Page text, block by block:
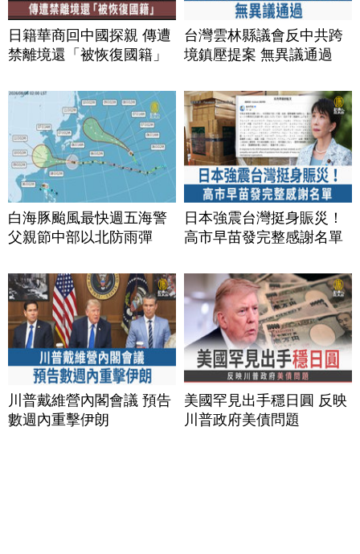
日籍華商回中國探親 傳遭
禁離境還「被恢復國籍」
台灣雲林縣議會反中共跨
境鎮壓提案 無異議通過
白海豚颱風最快週五海警
父親節中部以北防雨彈
日本強震台灣挺身賑災！
高市早苗發完整感謝名單
川普戴維營內閣會議 預告
數週內重擊伊朗
美國罕見出手穩日圓 反映
川普政府美債問題